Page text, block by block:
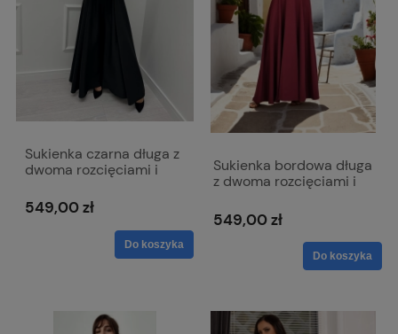
Sukienka czarna długa z
dwoma rozcięciami i
lekko mieniącego się
materiału - Milena
549,00 zł
Do koszyka
Sukienka bordowa długa
z dwoma rozcięciami i
lekko mieniącego się
materiału - Milena
549,00 zł
Do koszyka